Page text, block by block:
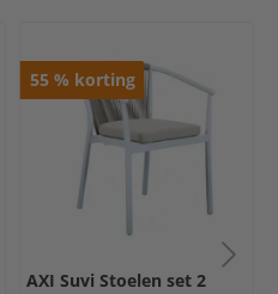
55 % korting
AXI Suvi Stoelen set 2